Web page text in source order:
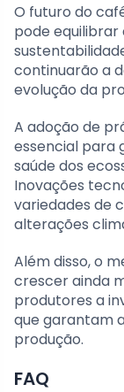
O futuro do
pode
continuarão a
evolução da
A adoção de
essencial para
saúde dos
Inovações
variedades de
alterações
Além disso, o
crescer ainda
produtores a
que garantam
produção.
FAQ